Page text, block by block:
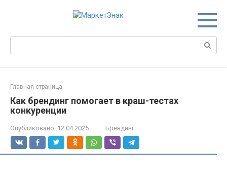
Поиск:
Главная страница
Как брендинг помогает в краш-тестах
конкуренции
Опубликовано: 12.04.2025 Брендинг